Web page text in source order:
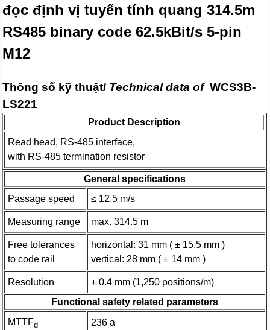
đọc định vị tuyến tính quang 314.5m
RS485 binary code 62.5kBit/s 5-pin
M12
Thông số kỹ thuật/ Technical data ofWCS3B-
LS221
Product Description
Read head, RS-485 interface,
with RS-485 termination resistor
General specifications
Passage speed
≤ 12.5 m/s
Measuring range max. 314.5 m
Free tolerances
to code rail
horizontal: 31 mm ( ± 15.5 mm )
vertical: 28 mm ( ± 14 mm )
Resolution
± 0.4 mm (1,250 positions/m)
Functional safety related parameters
MTTFd 236 a